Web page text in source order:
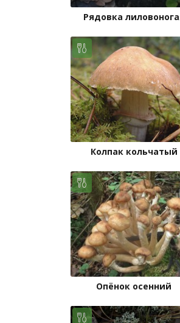
Рядовка
Колпак кольчатый
Опёнок осенний